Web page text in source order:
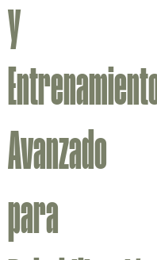
y
Avanzado
para